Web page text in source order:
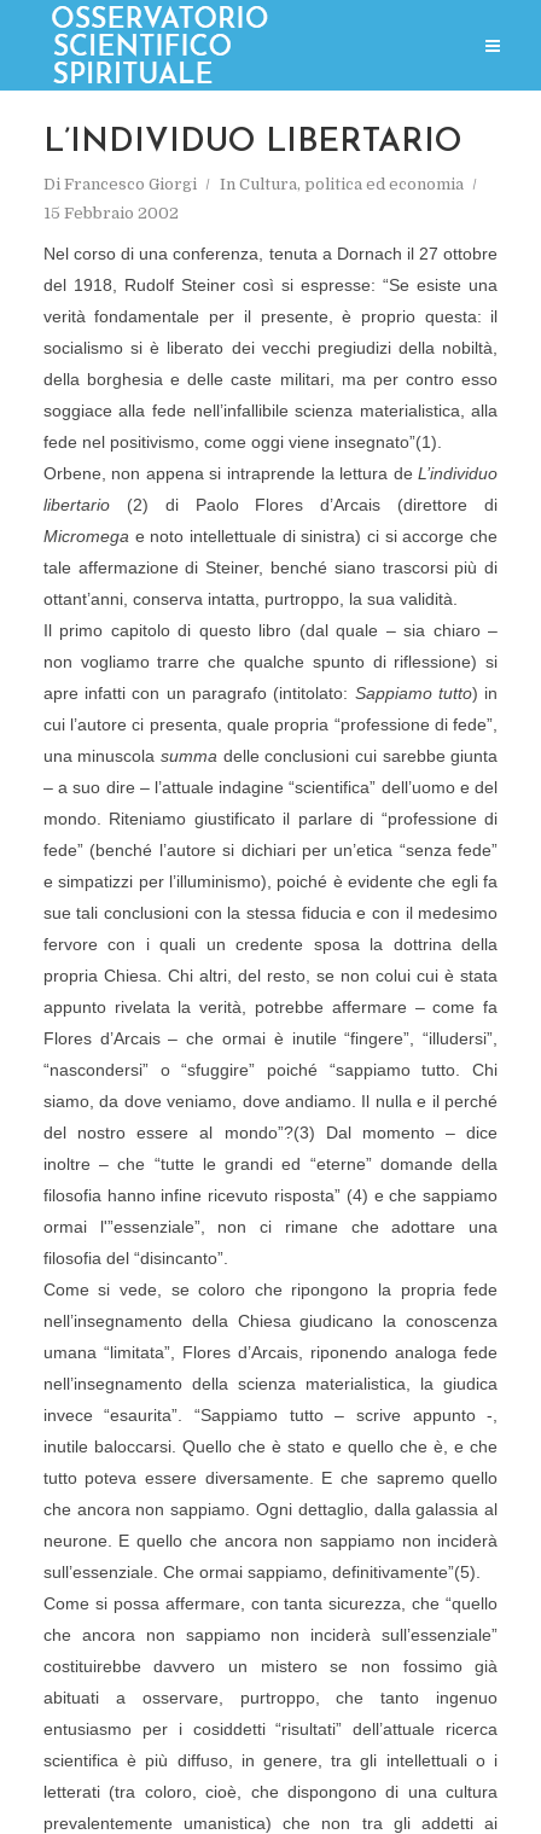
L’INDIVIDUO LIBERTARIO
Di Francesco Giorgi In Cultura, politica ed economia
15 Febbraio 2002
Nel corso di una conferenza, tenuta a Dornach il 27 ottobre
del 1918, Rudolf Steiner così si espresse: “Se esiste una
verità fondamentale per il presente, è proprio questa: il
socialismo si è liberato dei vecchi pregiudizi della nobiltà,
della borghesia e delle caste militari, ma per contro esso
soggiace alla fede nell’infallibile scienza materialistica, alla
fede nel positivismo, come oggi viene insegnato”(1).
Orbene, non appena si intraprende la lettura deL’individuo
libertario(2) di Paolo Flores d’Arcais (direttore di
Micromega e noto intellettuale di sinistra) ci si accorge che
tale affermazione di Steiner, benché siano trascorsi più di
ottant’anni, conserva intatta, purtroppo, la sua validità.
Il primo capitolo di questo libro (dal quale – sia chiaro –
non vogliamo trarre che qualche spunto di riflessione) si
apre infatti con un paragrafo (intitolato: Sappiamo tutto) in
cui l’autore ci presenta, quale propria “professione di fede”,
una minuscolasumma delle conclusioni cui sarebbe giunta
– a suo dire – l’attuale indagine “scientifica” dell’uomo e del
mondo. Riteniamo giustificato il parlare di “professione di
fede” (benché l’autore si dichiari per un’etica “senza fede”
e simpatizzi per l’illuminismo), poiché è evidente che egli fa
sue tali conclusioni con la stessa fiducia e con il medesimo
fervore con i quali un credente sposa la dottrina della
propria Chiesa. Chi altri, del resto, se non colui cui è stata
appunto rivelata la verità, potrebbe affermare – come fa
Flores d’Arcais – che ormai è inutile “fingere”, “illudersi”,
“nascondersi” o “sfuggire” poiché “sappiamo tutto. Chi
siamo, da dove veniamo, dove andiamo. Il nulla e il perché
del nostro essere al mondo”?(3) Dal momento – dice
inoltre – che “tutte le grandi ed “eterne” domande della
filosofia hanno infine ricevuto risposta” (4) e che sappiamo
ormai l'”essenziale”, non ci rimane che adottare una
filosofia del “disincanto”.
Come si vede, se coloro che ripongono la propria fede
nell’insegnamento della Chiesa giudicano la conoscenza
umana “limitata”, Flores d’Arcais, riponendo analoga fede
nell’insegnamento della scienza materialistica, la giudica
invece “esaurita”. “Sappiamo tutto – scrive appunto -,
inutile baloccarsi. Quello che è stato e quello che è, e che
tutto poteva essere diversamente. E che sapremo quello
che ancora non sappiamo. Ogni dettaglio, dalla galassia al
neurone. E quello che ancora non sappiamo non inciderà
sull’essenziale. Che ormai sappiamo, definitivamente”(5).
Come si possa affermare, con tanta sicurezza, che “quello
che ancora non sappiamo non inciderà sull’essenziale”
costituirebbe davvero un mistero se non fossimo già
abituati a osservare, purtroppo, che tanto ingenuo
entusiasmo per i cosiddetti “risultati” dell’attuale ricerca
scientifica è più diffuso, in genere, tra gli intellettuali o i
letterati (tra coloro, cioè, che dispongono di una cultura
prevalentemente umanistica) che non tra gli addetti ai